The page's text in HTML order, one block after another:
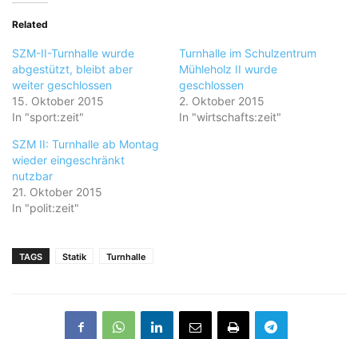
Related
SZM-II-Turnhalle wurde
abgestützt, bleibt aber
weiter geschlossen
15. Oktober 2015
In "sport:zeit"
Turnhalle im Schulzentrum
Mühleholz II wurde
geschlossen
2. Oktober 2015
In "wirtschafts:zeit"
SZM II: Turnhalle ab Montag
wieder eingeschränkt
nutzbar
21. Oktober 2015
In "polit:zeit"
TAGS Statik Turnhalle